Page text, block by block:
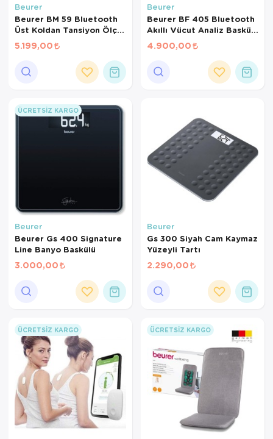
Beurer
Beurer BM 59 Bluetooth
Üst Koldan Tansiyon Ölçer
– Kablosuz Manşet, Şarj
Edilebilir, Aritmi Tespiti
5.199,00
Beurer
Beurer BF 405 Bluetooth
Akıllı Vücut Analiz Baskülü
– 200 kg Kapasiteli Dijital
Yağ Ölçer
4.900,00
ÜCRETSIZ KARGO
Beurer
Beurer Gs 400 Signature
Line Banyo Baskülü
3.000,00
Beurer
Gs 300 Siyah Cam Kaymaz
Yüzeyli Tartı
2.290,00
ÜCRETSIZ KARGO ÜCRETSIZ KARGO